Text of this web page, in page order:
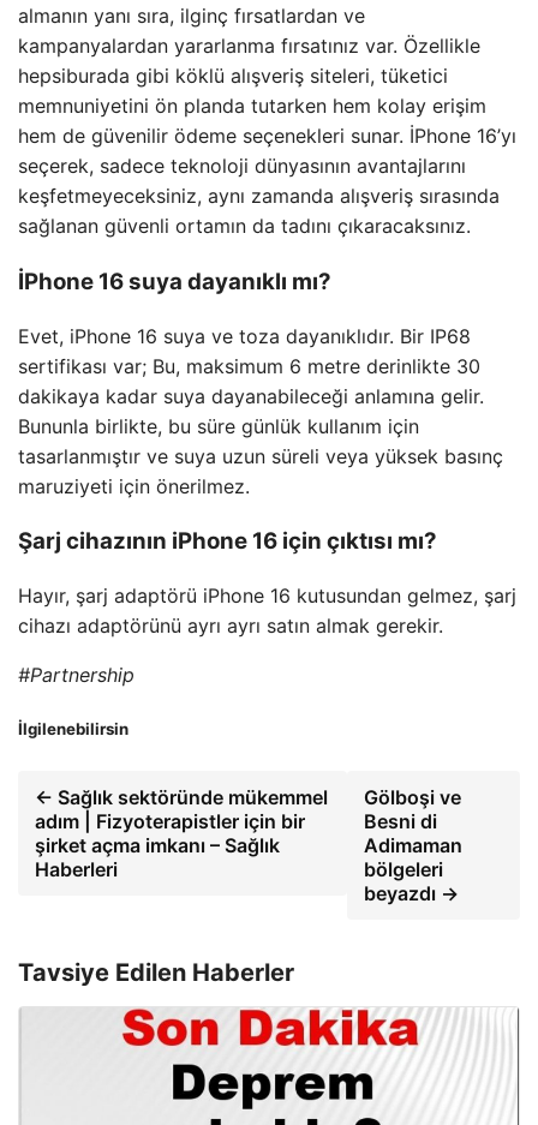
almanın yanı sıra, ilginç fırsatlardan ve
kampanyalardan yararlanma fırsatınız var. Özellikle
hepsiburada gibi köklü alışveriş siteleri, tüketici
memnuniyetini ön planda tutarken hem kolay erişim
hem de güvenilir ödeme seçenekleri sunar. İPhone 16’yı
seçerek, sadece teknoloji dünyasının avantajlarını
keşfetmeyeceksiniz, aynı zamanda alışveriş sırasında
sağlanan güvenli ortamın da tadını çıkaracaksınız.
İPhone 16 suya dayanıklı mı?
Evet, iPhone 16 suya ve toza dayanıklıdır. Bir IP68
sertifikası var; Bu, maksimum 6 metre derinlikte 30
dakikaya kadar suya dayanabileceği anlamına gelir.
Bununla birlikte, bu süre günlük kullanım için
tasarlanmıştır ve suya uzun süreli veya yüksek basınç
maruziyeti için önerilmez.
Şarj cihazının iPhone 16 için çıktısı mı?
Hayır, şarj adaptörü iPhone 16 kutusundan gelmez, şarj
cihazı adaptörünü ayrı ayrı satın almak gerekir.
#Partnership
İlgilenebilirsin
← Sağlık sektöründe mükemmel
adım | Fizyoterapistler için bir
şirket açma imkanı – Sağlık
Haberleri
Gölboşi ve
Besni di
Adimaman
bölgeleri
beyazdı →
Tavsiye Edilen Haberler